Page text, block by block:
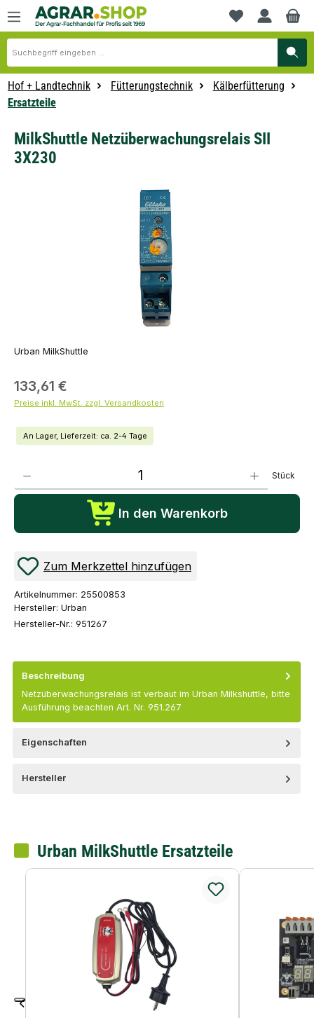
springen
Du hast 0
Hof + Landtechnik Fütterungstechnik
Kälberfütterung
Ersatzteile
MilkShuttle Netzüberwachungsrelais SII
3X230
Urban MilkShuttle
133,61 €
Preise inkl. MwSt. zzgl. Versandkosten
An Lager, Lieferzeit: ca. 2-4 Tage
Stück
In den Warenkorb
Zum Merkzettel hinzufügen
Artikelnummer: 25500853
Hersteller: Urban
Hersteller-Nr.: 951267
Beschreibung
Netzüberwachungsrelais ist verbaut im Urban Milkshuttle, bitte
Ausführung beachten Art. Nr. 951.267
Eigenschaften
Hersteller
Urban MilkShuttle Ersatzteile